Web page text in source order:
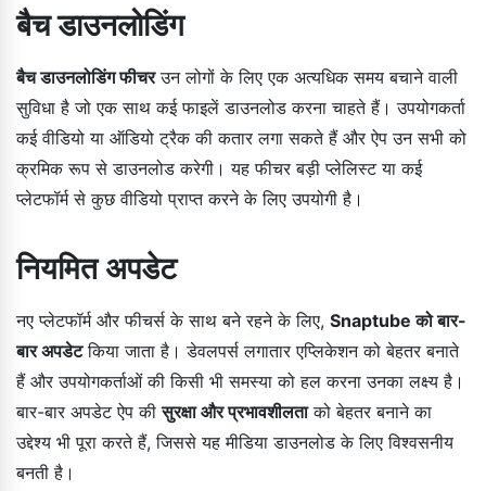
बैच डाउनलोडिंग
बैच डाउनलोडिंग फीचरउन लोगों के लिए एक अत्यधिक समय बचाने वाली
सुविधा है जो एक साथ कई फाइलें डाउनलोड करना चाहते हैं। उपयोगकर्ता
कई वीडियो या ऑडियो ट्रैक की कतार लगा सकते हैं और ऐप उन सभी को
क्रमिक रूप से डाउनलोड करेगी। यह फीचर बड़ी प्लेलिस्ट या कई
प्लेटफॉर्म से कुछ वीडियो प्राप्त करने के लिए उपयोगी है।
नियमित अपडेट
नए प्लेटफॉर्म और फीचर्स के साथ बने रहने के लिए, Snaptube को बार-
बार अपडेटकिया जाता है। डेवलपर्स लगातार एप्लिकेशन को बेहतर बनाते
हैं और उपयोगकर्ताओं की किसी भी समस्या को हल करना उनका लक्ष्य है।
बार-बार अपडेट ऐप कीसुरक्षा और प्रभावशीलताको बेहतर बनाने का
उद्देश्य भी पूरा करते हैं, जिससे यह मीडिया डाउनलोड के लिए विश्वसनीय
बनती है।